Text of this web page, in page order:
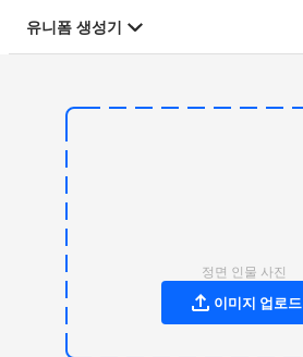
유니폼 생성기
정면 인물 사진
이미지 업로드